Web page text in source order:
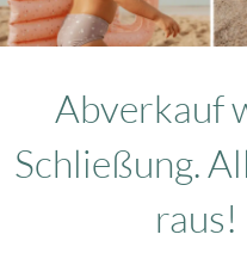
Abverkauf
Schließung.
raus!